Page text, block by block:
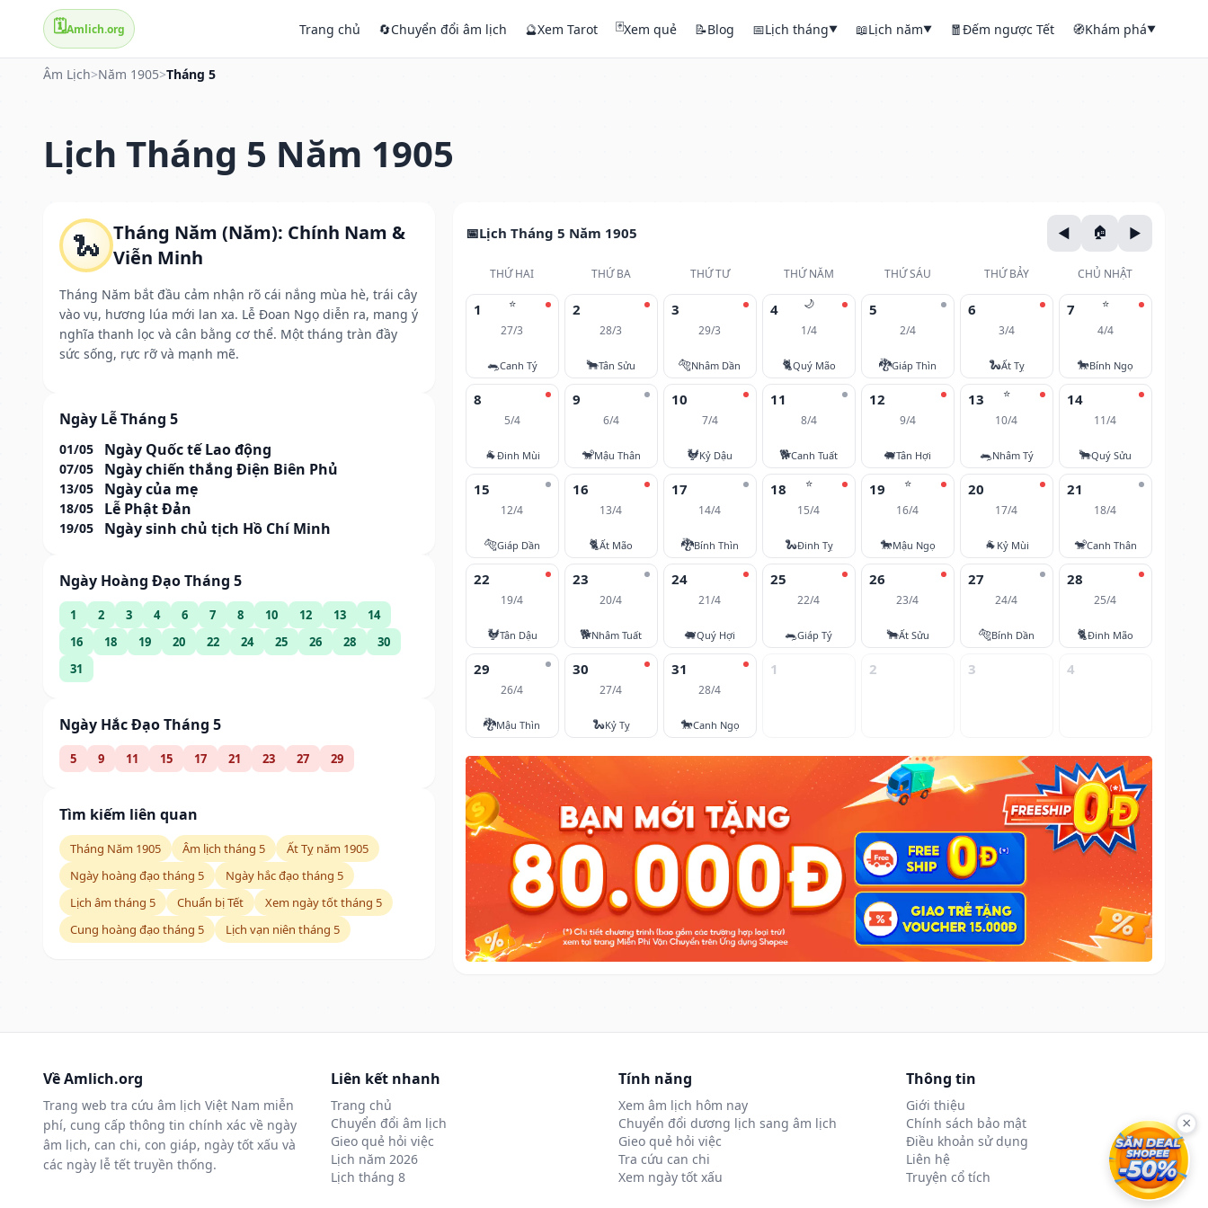
🗓️Amlich.org Trang chủ 🔄Chuyển đổi âm lịch 🔮Xem Tarot 🃏Xem quẻ 📝Blog 📅Lịch tháng▼ 📖Lịch năm▼ 🧧Đếm ngược Tết 🧭Khám phá▼
Âm Lịch>Năm 1905>Tháng 5
Lịch Tháng 5 Năm 1905
🐍 Tháng Năm (Năm): Chính Nam &
Viễn Minh
Tháng Năm bắt đầu cảm nhận rõ cái nắng mùa hè, trái cây
vào vụ, hương lúa mới lan xa. Lễ Đoan Ngọ diễn ra, mang ý
nghĩa thanh lọc và cân bằng cơ thể. Một tháng tràn đầy
sức sống, rực rỡ và mạnh mẽ.
Ngày Lễ Tháng 5
01/05 Ngày Quốc tế Lao động
07/05 Ngày chiến thắng Điện Biên Phủ
13/05 Ngày của mẹ
18/05 Lễ Phật Đản
19/05 Ngày sinh chủ tịch Hồ Chí Minh
Ngày Hoàng Đạo Tháng 5
1 2 3 4 6 7 8 10 12 13
14
16
18 19 20 22 24 25 26 28
30
31
Ngày Hắc Đạo Tháng 5
5 9 11 15 17 21 23 27 29
Tìm kiếm liên quan
Tháng Năm 1905 Âm lịch tháng 5
Ất Tỵ năm 1905
Ngày hoàng đạo tháng 5
Ngày hắc đạo tháng 5
Lịch âm tháng 5
Chuẩn bị Tết
Xem ngày tốt tháng 5
Cung hoàng đạo tháng 5
Lịch vạn niên tháng 5
Lịch Tháng 5 Năm 1905
THỨ HAI THỨ BA THỨ TƯ THỨ NĂM THỨ SÁU THỨ BẢY
CHỦ NHẬT
⭐
1
27/3
🐀Canh Tý
2
28/3
🐂Tân Sửu
3
29/3
🐅Nhâm Dần
🌙
4
1/4
🐈Quý Mão
5
2/4
🐉Giáp Thìn
6
3/4
🐍Ất Tỵ
⭐
7
4/4
🐎Bính Ngọ
8
5/4
🐐Đinh Mùi
9
6/4
🐒Mậu Thân
10
7/4
🐓Kỷ Dậu
11
8/4
🐕Canh Tuất
12
9/4
🐖Tân Hợi
⭐
13
10/4
🐀Nhâm Tý
14
11/4
🐂Quý Sửu
15
12/4
🐅Giáp Dần
16
13/4
🐈Ất Mão
17
14/4
🐉Bính Thìn
⭐
18
15/4
🐍Đinh Tỵ
⭐
19
16/4
🐎Mậu Ngọ
20
17/4
🐐 Kỷ Mùi
21
18/4
🐒Canh Thân
22
19/4
🐓Tân Dậu
23
20/4
🐕Nhâm Tuất
24
21/4
🐖Quý Hợi
25
22/4
🐀Giáp Tý
26
23/4
🐂Ất Sửu
27
24/4
🐅Bính Dần
28
25/4
🐈Đinh Mão
29
26/4
🐉Mậu Thìn
30
27/4
🐍Kỷ Tỵ
31
28/4
🐎Canh Ngọ
1 2 3 4
Về Amlich.org
Trang web tra cứu âm lịch Việt Nam miễn
phí, cung cấp thông tin chính xác về ngày
âm lịch, can chi, con giáp, ngày tốt xấu và
các ngày lễ tết truyền thống.
Liên kết nhanh
Trang chủ
Chuyển đổi âm lịch
Gieo quẻ hỏi việc
Lịch năm 2026
Lịch tháng 8
Tính năng
Xem âm lịch hôm nay
Chuyển đổi dương lịch sang âm lịch
Gieo quẻ hỏi việc
Tra cứu can chi
Xem ngày tốt xấu
Thông tin
Giới thiệu
Chính sách bảo mật
Điều khoản sử dụng
Liên hệ
Truyện cổ tích
×